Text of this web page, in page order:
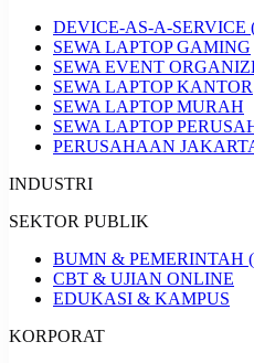
DEVICE-AS-A-SERVICE
SEWA LAPTOP GAMING
SEWA EVENT
SEWA LAPTOP KANTOR
SEWA LAPTOP MURAH
SEWA LAPTOP
PERUSAHAAN
INDUSTRI
SEKTOR PUBLIK
BUMN & PEMERINTAH
CBT & UJIAN ONLINE
EDUKASI & KAMPUS
KORPORAT